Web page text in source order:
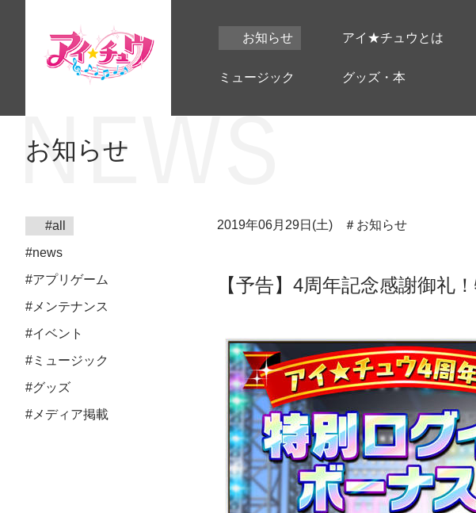
お知らせ アイ★チュウとは
ミュージック グッズ・本
お知らせ
#all
#news
#アプリゲーム
#メンテナンス
#イベント
#ミュージック
#グッズ
#メディア掲載
2019年06月29日(土) ＃お知らせ
【予告】4周年記念感謝御礼